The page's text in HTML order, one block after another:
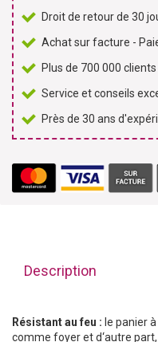
Droit de retour de 30
Achat sur facture -
Plus de 700 000
Service et conseils
Près de 30 ans
Description
Résistant au feu : le panier
comme foyer et d‘autre